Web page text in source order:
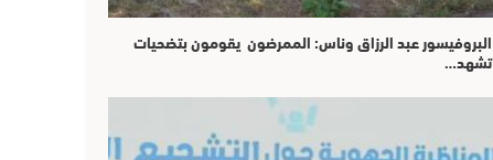
البروفيسور عبد الرزاق وناس: الممرضون يقومون بتضحيات
تشهد…